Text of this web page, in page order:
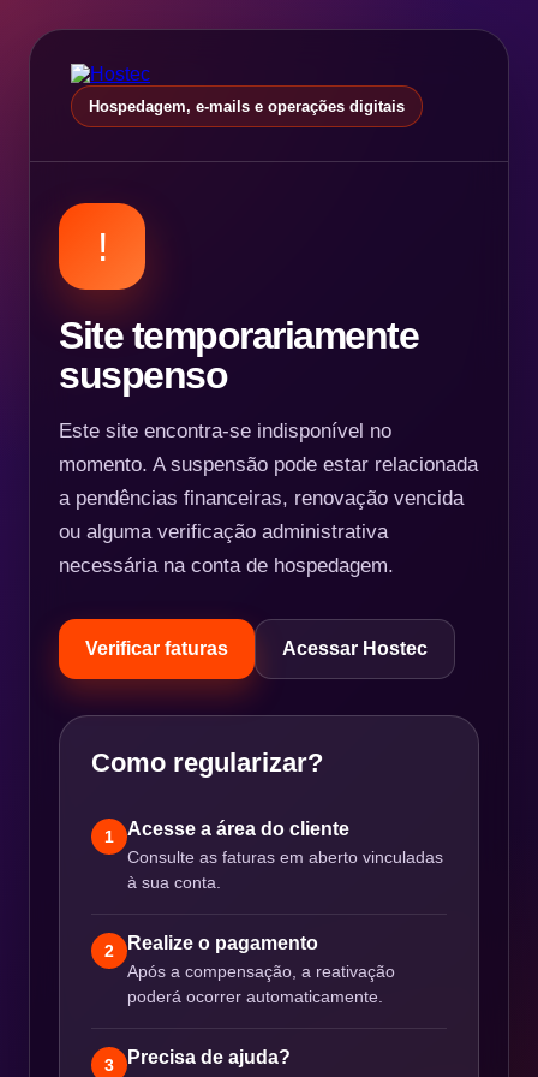
Hospedagem, e-mails e operações digitais
!
Site temporariamente
suspenso
Este site encontra-se indisponível no
momento. A suspensão pode estar relacionada
a pendências financeiras, renovação vencida
ou alguma verificação administrativa
necessária na conta de hospedagem.
Verificar faturas Acessar Hostec
Como regularizar?
1 Acesse a área do cliente
Consulte as faturas em aberto vinculadas
à sua conta.
2 Realize o pagamento
Após a compensação, a reativação
poderá ocorrer automaticamente.
3 Precisa de ajuda?